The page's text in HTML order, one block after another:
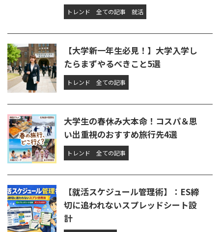
トレンド 全ての記事 就活
【大学新一年生必見！】大学入学し
たらまずやるべきこと5選
トレンド 全ての記事
大学生の春休み大本命！コスパ＆思
い出重視のおすすめ旅行先4選
トレンド 全ての記事
【就活スケジュール管理術】：ES締
切に追われないスプレッドシート設
計